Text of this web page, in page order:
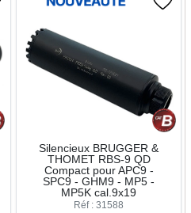
Silencieux BRUGGER &
THOMET RBS-9 QD
Compact pour APC9 -
SPC9 - GHM9 - MP5 -
MP5K cal.9x19
Réf : 31588